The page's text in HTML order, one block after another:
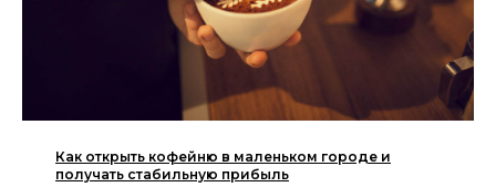
Как открыть кофейню в маленьком городе и
получать стабильную прибыль